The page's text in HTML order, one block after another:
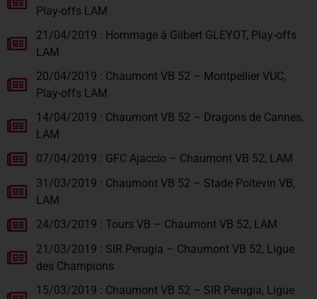
Play-offs LAM
21/04/2019 : Hommage à Gilbert GLEYOT, Play-offs
LAM
20/04/2019 : Chaumont VB 52 – Montpellier VUC,
Play-offs LAM
14/04/2019 : Chaumont VB 52 – Dragons de Cannes,
LAM
07/04/2019 : GFC Ajaccio – Chaumont VB 52, LAM
31/03/2019 : Chaumont VB 52 – Stade Poitevin VB,
LAM
24/03/2019 : Tours VB – Chaumont VB 52, LAM
21/03/2019 : SIR Perugia – Chaumont VB 52, Ligue
des Champions
15/03/2019 : Chaumont VB 52 – SIR Perugia, Ligue